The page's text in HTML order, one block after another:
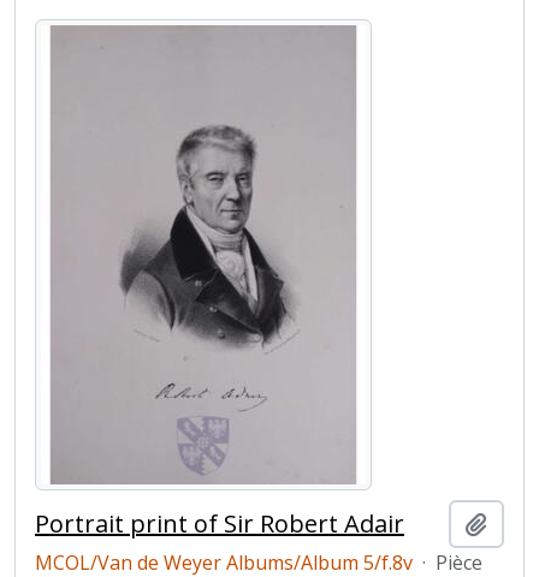
Portrait print of Sir Robert Adair
MCOL/Van de Weyer Albums/Album 5/f.8v · Pièce